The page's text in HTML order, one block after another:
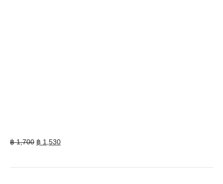
฿1,700 Original
฿ 1,530Current